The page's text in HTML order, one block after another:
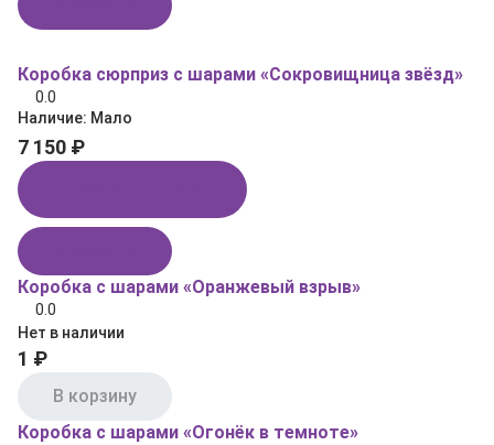
Коробка сюрприз с шарами «Сокровищница звёзд»
0.0
Наличие: Мало
7 150 ₽
Коробка с шарами «Оранжевый взрыв»
0.0
Нет в наличии
1 ₽
В корзину
Коробка с шарами «Огонёк в темноте»